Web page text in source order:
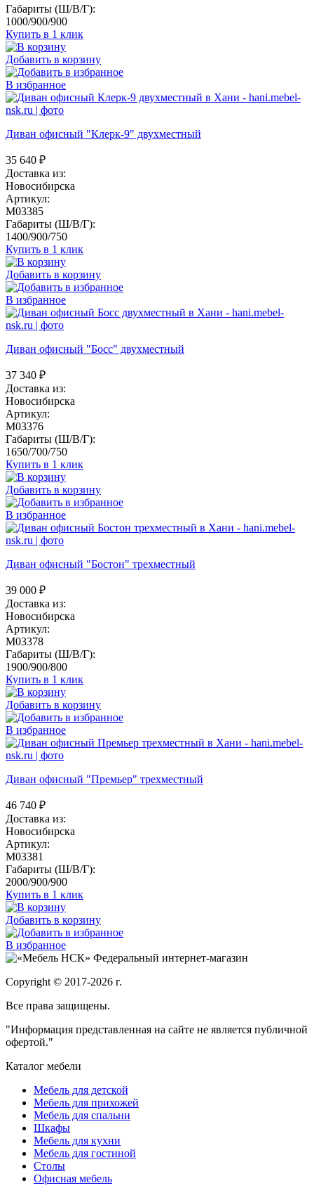
Габариты (Ш/В/Г):
1000/900/900
Купить в 1 клик
Добавить в корзину
В избранное
Диван офисный "Клерк-9" двухместный
35 640 ₽
Доставка из:
Новосибирска
Артикул:
M03385
Габариты (Ш/В/Г):
1400/900/750
Купить в 1 клик
Добавить в корзину
В избранное
Диван офисный "Босс" двухместный
37 340 ₽
Доставка из:
Новосибирска
Артикул:
M03376
Габариты (Ш/В/Г):
1650/700/750
Купить в 1 клик
Добавить в корзину
В избранное
Диван офисный "Бостон" трехместный
39 000 ₽
Доставка из:
Новосибирска
Артикул:
M03378
Габариты (Ш/В/Г):
1900/900/800
Купить в 1 клик
Добавить в корзину
В избранное
Диван офисный "Премьер" трехместный
46 740 ₽
Доставка из:
Новосибирска
Артикул:
M03381
Габариты (Ш/В/Г):
2000/900/900
Купить в 1 клик
Добавить в корзину
В избранное
Федеральный интернет-магазин
Copyright © 2017-2026 г.
Все права защищены.
"Информация представленная на сайте не является публичной
офертой."
Каталог мебели
Мебель для детской
Мебель для прихожей
Мебель для спальни
Шкафы
Мебель для кухни
Мебель для гостиной
Столы
Офисная мебель